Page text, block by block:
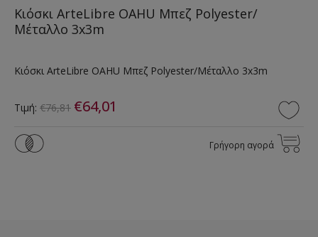
Κιόσκι ArteLibre OAHU Μπεζ Polyester/
Μέταλλο 3x3m
Κιόσκι ArteLibre OAHU Μπεζ Polyester/Μέταλλο 3x3m
Τιμή: €76,81 €64,01
Γρήγορη αγορά